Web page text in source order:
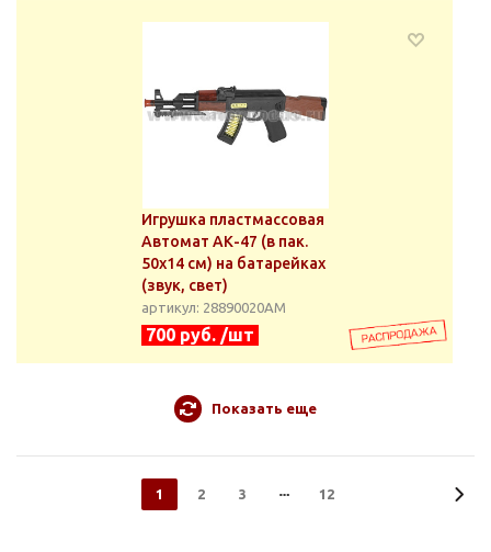
Игрушка пластмассовая
Автомат АК-47 (в пак.
50x14 см) на батарейках
(звук, свет)
артикул: 28890020АМ
700 руб. /шт
Показать еще
1 2 3 12